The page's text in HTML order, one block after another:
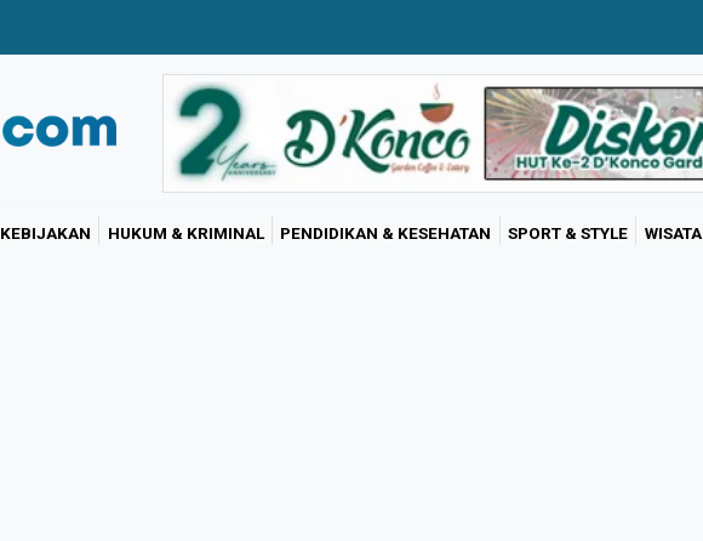
KEBIJAKAN HUKUM & KRIMINAL PENDIDIKAN & KESEHATAN SPORT & STYLE